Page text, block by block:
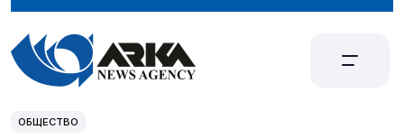
ОБЩЕСТВО